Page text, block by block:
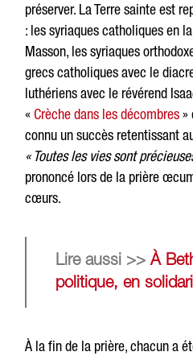
préserver. La Terre sainte est
: les syriaques catholiques en
Masson, les syriaques
grecs catholiques avec le
luthériens avec le révérend
«Crèche dans les décombres»
connu un succès retentissant
« Toutes les vies sont
prononcé lors de la prière
cœurs.
Lire aussi >>À
politique, en
À la fin de la prière, chacun a